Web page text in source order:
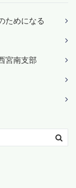
ためになる
南支部